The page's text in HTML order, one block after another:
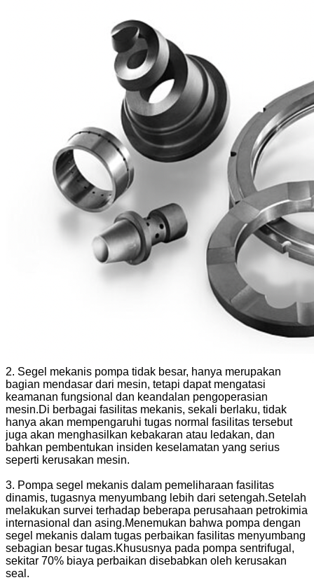
2. Segel mekanis pompa tidak besar, hanya merupakan
bagian mendasar dari mesin, tetapi dapat mengatasi
keamanan fungsional dan keandalan pengoperasian
mesin.Di berbagai fasilitas mekanis, sekali berlaku, tidak
hanya akan mempengaruhi tugas normal fasilitas tersebut
juga akan menghasilkan kebakaran atau ledakan, dan
bahkan pembentukan insiden keselamatan yang serius
seperti kerusakan mesin.
3. Pompa segel mekanis dalam pemeliharaan fasilitas
dinamis, tugasnya menyumbang lebih dari setengah.Setelah
melakukan survei terhadap beberapa perusahaan petrokimia
internasional dan asing.Menemukan bahwa pompa dengan
segel mekanis dalam tugas perbaikan fasilitas menyumbang
sebagian besar tugas.Khususnya pada pompa sentrifugal,
sekitar 70% biaya perbaikan disebabkan oleh kerusakan
seal.